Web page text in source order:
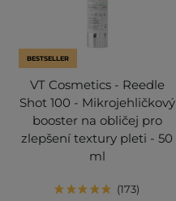
BESTSELLER
VT Cosmetics - Reedle
Shot 100 - Mikrojehličkový
booster na obličej pro
zlepšení textury pleti - 50
ml
173